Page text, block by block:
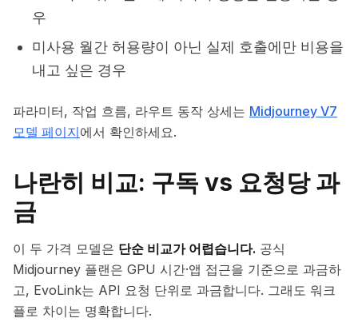
우
미사용 월간 허용량이 아닌 실제 호출에만 비용을
내고 싶은 경우
파라미터, 작업 흐름, 라우트 동작 상세는 Midjourney V7
모델 페이지에서 확인하세요.
나란히 비교: 구독 vs 요청당 과
금
이 두 가격 모델은 단순 비교가 어렵습니다. 공식
Midjourney 플랜은 GPU 시간·앱 접근을 기준으로 과금하
고, EvoLink는 API 요청 단위로 과금합니다. 그래도 워크
플로 차이는 명확합니다.